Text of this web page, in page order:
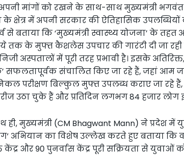
मांगों को रखने के साथ-साथ मुख्यमंत्री भगवंत
के क्षेत्र में अपनी सरकार की ऐतिहासिक उपलब्धियों
से बताया कि ‘मुख्यमंत्री स्वास्थ्य योजना’ के तहत
तक के मुफ्त कैशलेस उपचार की गारंटी दी जा
अस्पतालों में पूरी तरह प्रभावी है। इसके
सफलतापूर्वक संचालित किए जा रहे हैं, जहां आम
परीक्षण बिल्कुल मुफ्त उपलब्ध कराए जा रहे
उठा चुके हैं और प्रतिदिन लगभग 84 हजार
ही, मुख्यमंत्री (CM Bhagwant Mann) ने प्रदेश
अभियान का विशेष उल्लेख करते हुए बताया कि
केंद्र और 90 पुनर्वास केंद्र पूरी सक्रियता से